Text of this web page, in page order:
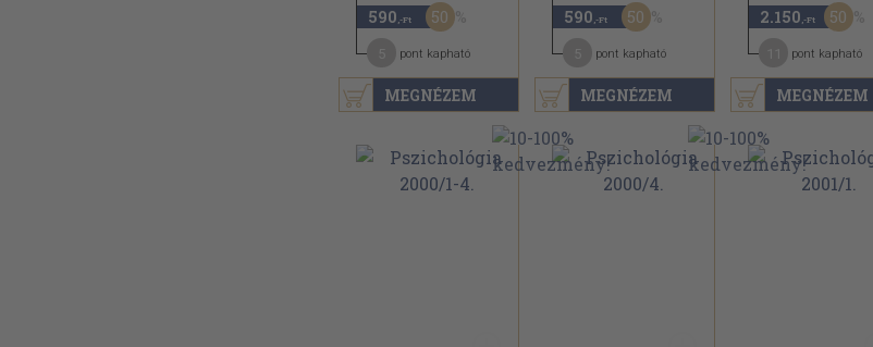
MEGNÉZEM
590 ,-Ft 50
pont kapható
MEGNÉZEM
590 ,-Ft 50
pont kapható
MEGNÉZEM
2.150 ,-Ft 50
pont kapható